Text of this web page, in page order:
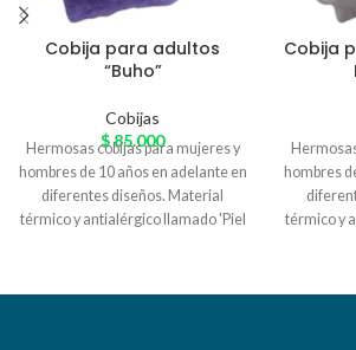
Cobija para adultos
“Buho”
Cobijas
$85.000
Hermosas cobijas para mujeres y
hombres de 10 años en adelante en
diferentes diseños. Material
térmico y antialérgico llamado 'Piel
colores
Cobija
hombres
térmico y